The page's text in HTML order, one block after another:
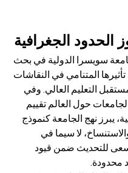
الحدود الجغرافية
سويسرا الدولية في بحث
المتنامي في النقاشات
التعليم العالي. وفي
حول العالم تقييم
يبرز نهج الجامعة كنموذج
لا سيما في
تسعى للتحديث ضمن قيود
محدودة.